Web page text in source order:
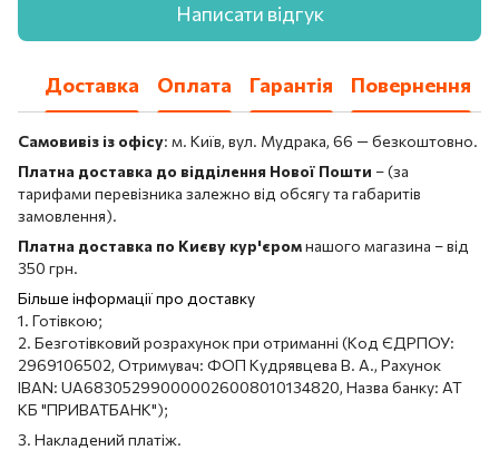
Написати відгук
Доставка Оплата Гарантія Повернення
Самовивіз із офісу: м. Київ, вул. Мудрака, 66 — безкоштовно.
Платна доставка до відділення Нової Пошти – (за
тарифами перевізника залежно від обсягу та габаритів
замовлення).
Платна доставка по Києву кур'єромнашого магазина – від
350 грн.
Більше інформації про доставку
1. Готівкою;
2. Безготівковий розрахунок при отриманні (Код ЄДРПОУ:
2969106502, Отримувач: ФОП Кудрявцева В. А., Рахунок
IBAN: UA683052990000026008010134820, Назва банку: АТ
КБ "ПРИВАТБАНК");
3. Накладений платіж.